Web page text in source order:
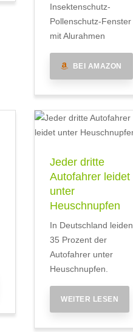
Insektenschutz-
Pollenschutz-Fenster
mit Alurahmen
BEI AMAZON
Jeder dritte
Autofahrer leidet
unter
Heuschnupfen
In Deutschland leiden
35 Prozent der
Autofahrer unter
Heuschnupfen.
WEITER LESEN